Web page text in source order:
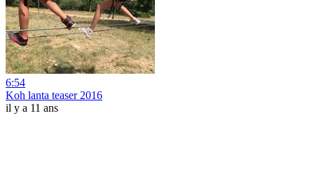
6:54
Koh lanta teaser 2016
il y a 11 ans